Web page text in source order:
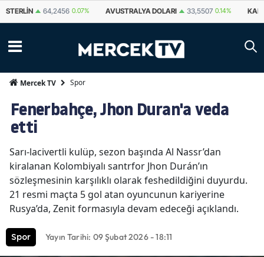
STERLIN 64,2456 0.07% AVUSTRALYA DOLARI 33,5507 0.14%
Mercek TV Spor
Fenerbahçe, Jhon Duran'a veda
etti
Sarı-lacivertli kulüp, sezon başında Al Nassr’dan
kiralanan Kolombiyalı santrfor Jhon Durán’ın
sözleşmesinin karşılıklı olarak feshedildiğini duyurdu.
21 resmi maçta 5 gol atan oyuncunun kariyerine
Rusya’da, Zenit formasıyla devam edeceği açıklandı.
Spor Yayın Tarihi: 09 Şubat 2026 - 18:11